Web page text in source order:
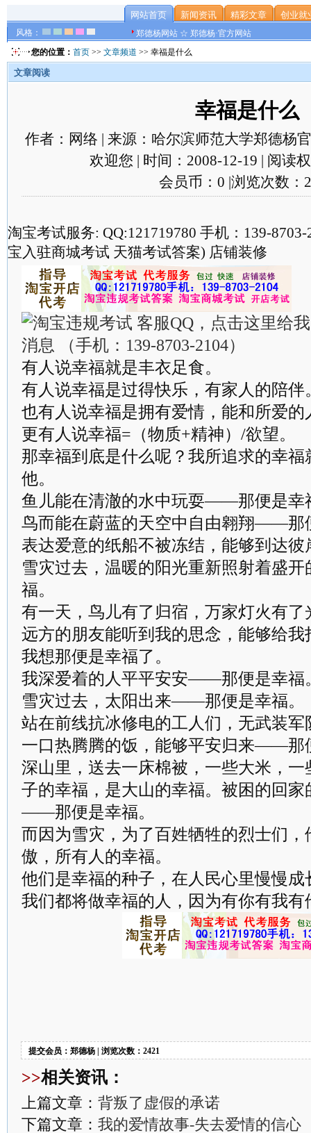
风格：
网站首页 新闻资讯 精彩文章 创业就
郑德杨网站 ☆ 郑德杨·官方网站
您的位置： 首页 >> 文章频道 >> 幸福是什么
文章阅读
幸福是什么
作者：网络 | 来源：哈尔滨师范大学郑德杨
欢迎您 | 时间：2008-12-19 | 阅读
会员币：0 |浏览次数：
淘宝考试服务: QQ:121719780 手机：139-
宝入驻商城考试 天猫考试答案) 店铺装修
有人说幸福就是丰衣足食。
有人说幸福是过得快乐，有家人的陪伴
也有人说幸福是拥有爱情，能和所爱的
更有人说幸福=（物质+精神）/欲望。
那幸福到底是什么呢？我所追求的幸
他。
鱼儿能在清澈的水中玩耍——那便是幸
鸟而能在蔚蓝的天空中自由翱翔——那
表达爱意的纸船不被冻结，能够到达
雪灾过去，温暖的阳光重新照射着盛
福。
有一天，鸟儿有了归宿，万家灯火有
远方的朋友能听到我的思念，能够给
我想那便是幸福了。
我深爱着的人平平安安——那便是幸福
雪灾过去，太阳出来——那便是幸福。
站在前线抗冰修电的工人们，无武装
一口热腾腾的饭，能够平安归来——那
深山里，送去一床棉被，一些大米，
子的幸福，是大山的幸福。被困的回
——那便是幸福。
而因为雪灾，为了百姓牺牲的烈士们
傲，所有人的幸福。
他们是幸福的种子，在人民心里慢慢成
我们都将做幸福的人，因为有你有我有
提交会员：郑德杨 | 浏览次数：2421
>>相关资讯：
上篇文章： 背叛了虚假的承诺
下篇文章： 我的爱情故事-失去爱情的信心